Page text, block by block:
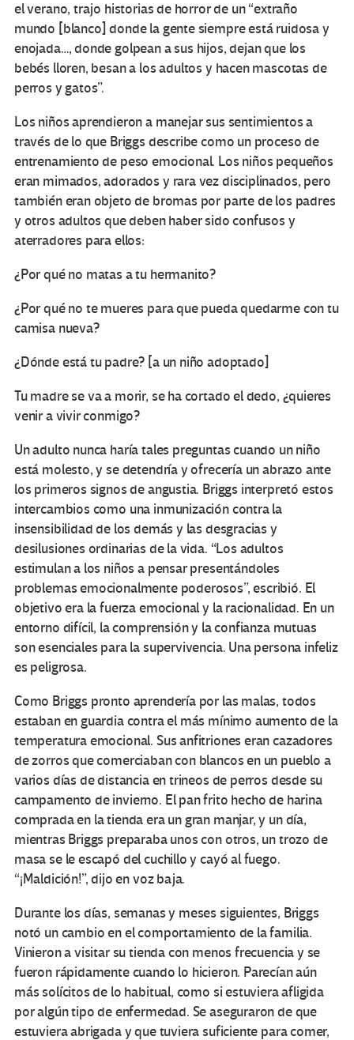
el verano, trajo historias de horror de un “extraño
mundo [blanco] donde la gente siempre está ruidosa y
enojada…, donde golpean a sus hijos, dejan que los
bebés lloren, besan a los adultos y hacen mascotas de
perros y gatos”.
Los niños aprendieron a manejar sus sentimientos a
través de lo que Briggs describe como un proceso de
entrenamiento de peso emocional. Los niños pequeños
eran mimados, adorados y rara vez disciplinados, pero
también eran objeto de bromas por parte de los padres
y otros adultos que deben haber sido confusos y
aterradores para ellos:
¿Por qué no matas a tu hermanito?
¿Por qué no te mueres para que pueda quedarme con tu
camisa nueva?
¿Dónde está tu padre? [a un niño adoptado]
Tu madre se va a morir, se ha cortado el dedo, ¿quieres
venir a vivir conmigo?
Un adulto nunca haría tales preguntas cuando un niño
está molesto, y se detendría y ofrecería un abrazo ante
los primeros signos de angustia. Briggs interpretó estos
intercambios como una inmunización contra la
insensibilidad de los demás y las desgracias y
desilusiones ordinarias de la vida. “Los adultos
estimulan a los niños a pensar presentándoles
problemas emocionalmente poderosos”, escribió. El
objetivo era la fuerza emocional y la racionalidad. En un
entorno difícil, la comprensión y la confianza mutuas
son esenciales para la supervivencia. Una persona infeliz
es peligrosa.
Como Briggs pronto aprendería por las malas, todos
estaban en guardia contra el más mínimo aumento de la
temperatura emocional. Sus anfitriones eran cazadores
de zorros que comerciaban con blancos en un pueblo a
varios días de distancia en trineos de perros desde su
campamento de invierno. El pan frito hecho de harina
comprada en la tienda era un gran manjar, y un día,
mientras Briggs preparaba unos con otros, un trozo de
masa se le escapó del cuchillo y cayó al fuego.
“¡Maldición!”, dijo en voz baja.
Durante los días, semanas y meses siguientes, Briggs
notó un cambio en el comportamiento de la familia.
Vinieron a visitar su tienda con menos frecuencia y se
fueron rápidamente cuando lo hicieron. Parecían aún
más solícitos de lo habitual, como si estuviera afligida
por algún tipo de enfermedad. Se aseguraron de que
estuviera abrigada y que tuviera suficiente para comer,